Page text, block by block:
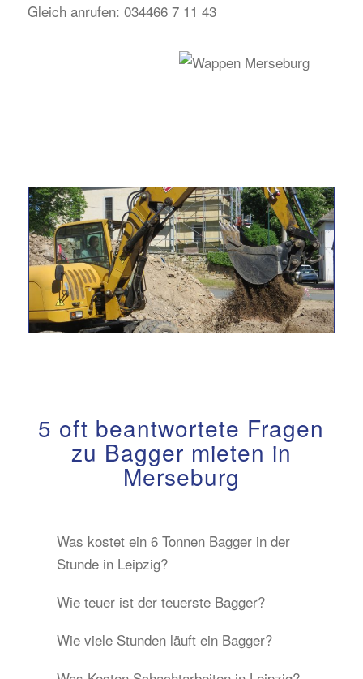
Gleich anrufen: 034466 7 11 43
5 oft beantwortete Fragen
zu Bagger mieten in
Merseburg
Was kostet ein 6 Tonnen Bagger in der
Stunde in Leipzig?
Wie teuer ist der teuerste Bagger?
Wie viele Stunden läuft ein Bagger?